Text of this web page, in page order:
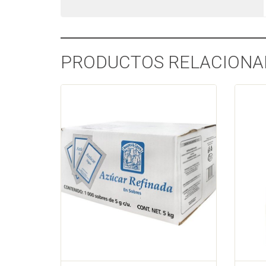
PRODUCTOS